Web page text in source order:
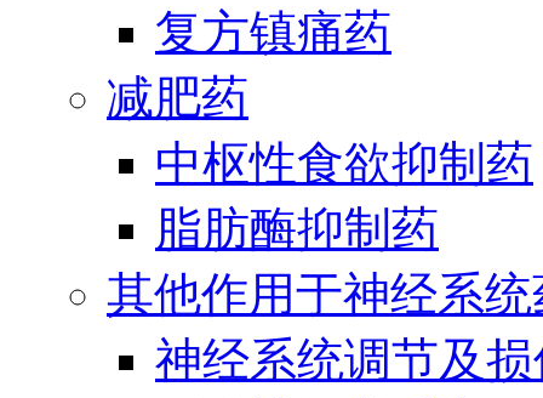
复方镇痛药
减肥药
中枢性食欲抑制药
脂肪酶抑制药
其他作用于神经系统
神经系统调节及